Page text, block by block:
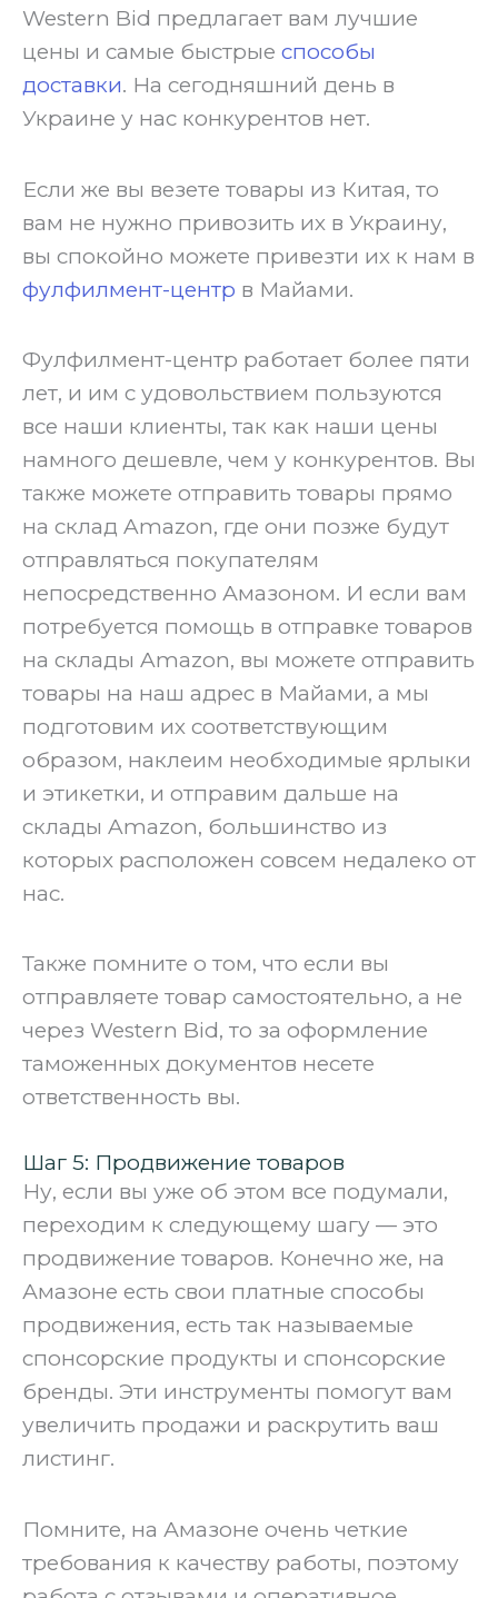
Western Bid предлагает вам лучшие
цены и самые быстрые способы
доставки. На сегодняшний день в
Украине у нас конкурентов нет.
‍Если же вы везете товары из Китая, то
вам не нужно привозить их в Украину,
вы спокойно можете привезти их к нам в
фулфилмент-центр в Майами.
‍Фулфилмент-центр работает более пяти
лет, и им с удовольствием пользуются
все наши клиенты, так как наши цены
намного дешевле, чем у конкурентов. Вы
также можете отправить товары прямо
на склад Amazon, где они позже будут
отправляться покупателям
непосредственно Амазоном. И если вам
потребуется помощь в отправке товаров
на склады Amazon, вы можете отправить
товары на наш адрес в Майами, а мы
подготовим их соответствующим
образом, наклеим необходимые ярлыки
и этикетки, и отправим дальше на
склады Amazon, большинство из
которых расположен совсем недалеко от
нас.
‍Также помните о том, что если вы
отправляете товар самостоятельно, а не
через Western Bid, то за оформление
таможенных документов несете
ответственность вы.
Шаг 5: Продвижение товаров
Ну, если вы уже об этом все подумали,
переходим к следующему шагу — это
продвижение товаров. Конечно же, на
Амазоне есть свои платные способы
продвижения, есть так называемые
спонсорские продукты и спонсорские
бренды. Эти инструменты помогут вам
увеличить продажи и раскрутить ваш
листинг.
‍Помните, на Амазоне очень четкие
требования к качеству работы, поэтому